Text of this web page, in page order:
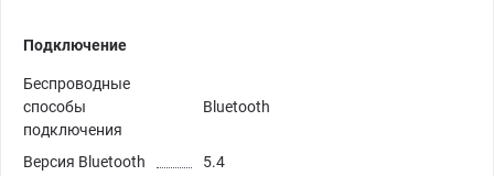
Подключение
Беспроводные
способы
подключения
Bluetooth
Версия Bluetooth
5.4